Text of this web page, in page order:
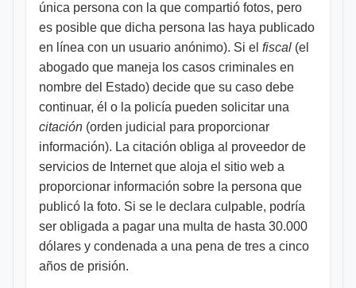
única persona con la que compartió fotos, pero
es posible que dicha persona las haya publicado
en línea con un usuario anónimo). Si el fiscal (el
abogado que maneja los casos criminales en
nombre del Estado) decide que su caso debe
continuar, él o la policía pueden solicitar una
citación (orden judicial para proporcionar
información). La citación obliga al proveedor de
servicios de Internet que aloja el sitio web a
proporcionar información sobre la persona que
publicó la foto. Si se le declara culpable, podría
ser obligada a pagar una multa de hasta 30.000
dólares y condenada a una pena de tres a cinco
años de prisión.